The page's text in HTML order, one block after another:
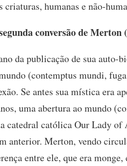
humanas e não-
conversão de Merton
da publicação de sua
(contemptus mundi,
Se antes sua mística era
uma abertura ao mundo
catedral católica Our Lady of
anterior. Merton, vendo
entre ele, que era